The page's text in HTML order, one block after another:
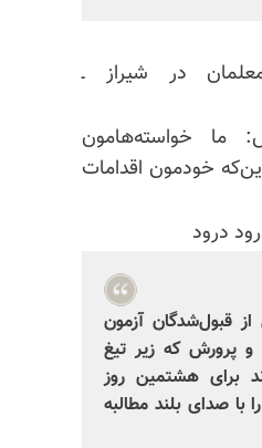
در شیراز ـ
ما خواسته‌هامون
خودمون اقدامات
درود
قبول‌شدگان آزمون
پرورش که زیر تیغ
برای هشتمین روز
با صدای بلند مطالبه